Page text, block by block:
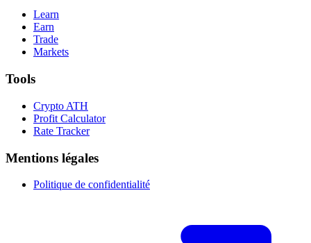
Learn
Earn
Trade
Markets
Tools
Crypto ATH
Profit Calculator
Rate Tracker
Mentions légales
Politique de confidentialité